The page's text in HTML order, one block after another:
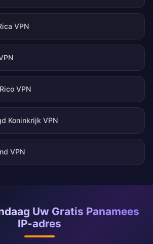
VPN
VPN
Koninkrijk VPN
VPN
Uw Gratis Panamees
IP-adres